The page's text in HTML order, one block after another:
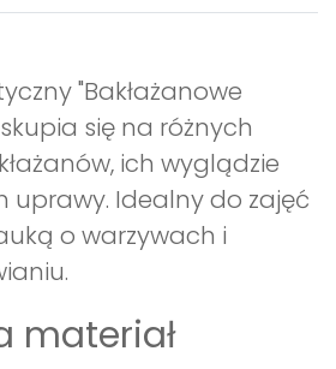
"Bakłażanowe
się na różnych
ich wyglądzie
uprawy. Idealny do zajęć
o warzywach i
materiał